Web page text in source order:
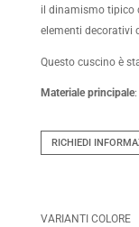
il dinamismo tipico
elementi decorativi
Questo cuscino è
Materiale principale
RICHIEDI
VARIANTI COLORE